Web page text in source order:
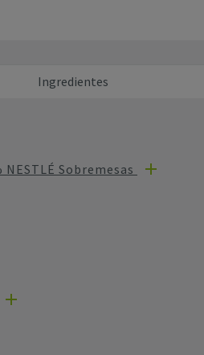
Ingredientes
Sobremesas